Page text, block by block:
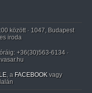
között · 1047, Budapest
iroda
+36(30)563-6134 ·
, a FACEBOOK vagy